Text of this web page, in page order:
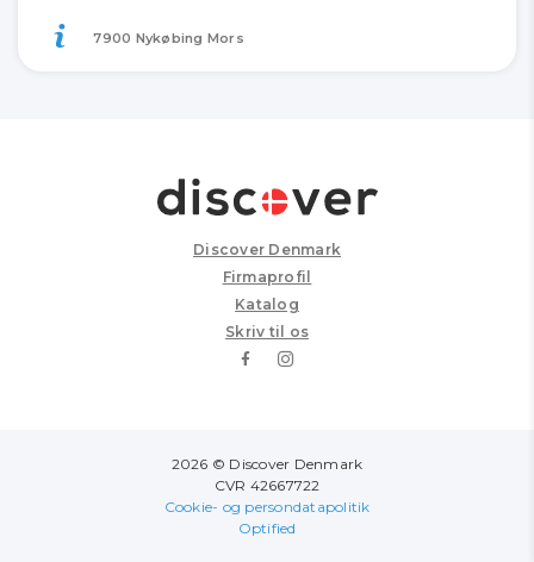
7900 Nykøbing Mors
Discover Denmark
Firmaprofil
Katalog
Skriv til os
2026 © Discover Denmark
CVR 42667722
Cookie- og persondatapolitik
Optified